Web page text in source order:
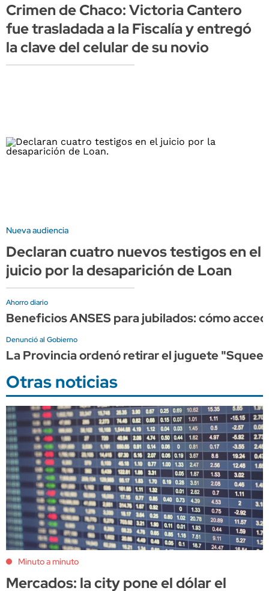
Crimen de Chaco: Victoria Cantero
fue trasladada a la Fiscalía y entregó
la clave del celular de su novio
Nueva audiencia
Declaran cuatro nuevos testigos en el
juicio por la desaparición de Loan
Ahorro diario
Beneficios ANSES para jubilados: cómo
Denunció al Gobierno
La Provincia ordenó retirar el juguete
Otras noticias
Minuto a minuto
Mercados: la city pone el dólar el